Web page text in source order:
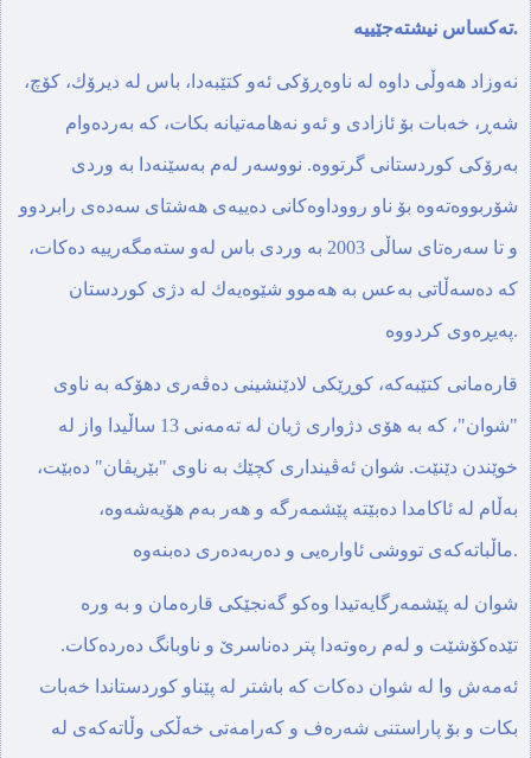
ته‌كساس نیشته‌جێییه‌.
نه‌وزاد هه‌وڵی داوه‌ له‌ ناوه‌ڕۆكی ئه‌و كتێبه‌‌دا، باس له‌ دیرۆك، كۆچ،
شه‌ڕ، خه‌بات بۆ ئازادی و ئه‌و نه‌هامه‌تیانه‌ بكات،‌ كه‌ به‌رده‌وام
به‌رۆكی كوردستانی گرتووه‌. نووسه‌ر له‌م به‌سێنه‌دا‌ به‌ وردی
شۆربووه‌ته‌وه‌ بۆ ناو رووداوه‌كانی ده‌ییه‌ی هه‌شتای سه‌ده‌ی رابردوو
و تا سه‌ره‌تای ساڵی 2003 به‌ وردی باس له‌و سته‌مگه‌رییه‌‌ ده‌كات،
كه‌ ده‌سه‌ڵاتی به‌عس به‌ هه‌موو شێوه‌یه‌ك له‌ دژی كوردستان
په‌یڕه‌وی كردووه‌.
قاره‌مانی كتێبه‌‌كه‌، كوڕێكی لادێنشینی ده‌ڤه‌ری دهۆكه‌ به‌ ناوی
"شوان"، كه به‌ هۆی دژواری ژیان‌ له‌ ته‌مه‌نی 13 ساڵیدا واز له‌
خوێندن دێنێت. شوان ئه‌ڤینداری كچێك به‌ ناوی "بێریڤان" ده‌بێت،
به‌ڵام له‌ ئاكامدا ده‌بێته‌ پێشمه‌رگه‌ و هه‌ر به‌م هۆیه‌شه‌وه‌،
ماڵباته‌كه‌ی تووشی ئاواره‌یی و ده‌ربه‌ده‌ری ده‌بنه‌وه‌.
شوان له‌ پێشمه‌رگایه‌تیدا وه‌كو گه‌نجێكی قاره‌مان و به‌ وره‌
تێده‌كۆشێت و له‌م ره‌وته‌دا پتر ده‌ناسرێ و ناوبانگ ده‌رده‌كات.
ئه‌مه‌ش وا له‌ شوان ده‌كات كه‌ باشتر له‌ پێناو كوردستاندا خه‌بات
بكات و بۆ پاراستنی شه‌ره‌ف و كه‌رامه‌تی خه‌ڵكی وڵاته‌كه‌ی له‌